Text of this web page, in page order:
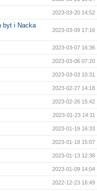
2023-03-20 14:52
byt i Nacka
2023-03-09 17:16
2023-03-07 16:36
2023-03-06 07:20
2023-03-03 10:31
2023-02-27 14:18
2023-02-26 15:42
2023-01-23 14:11
2023-01-19 16:33
2023-01-18 15:07
2023-01-13 12:36
2023-01-09 14:04
2022-12-23 16:49